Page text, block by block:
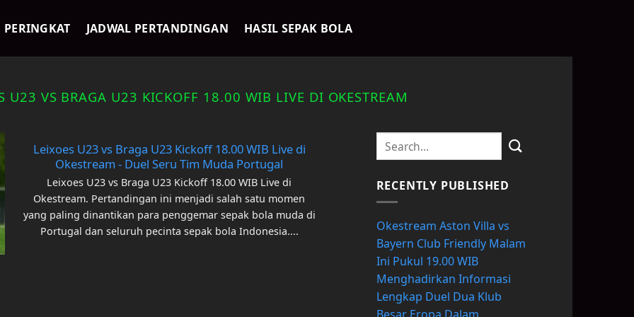
PERINGKAT JADWAL PERTANDINGAN HASIL SEPAK BOLA
U23 VS BRAGA U23 KICKOFF 18.00 WIB LIVE DI OKESTREAM
Leixoes U23 vs Braga U23 Kickoff 18.00 WIB Live di
Okestream - Duel Seru Tim Muda Portugal
Leixoes U23 vs Braga U23 Kickoff 18.00 WIB Live di
Okestream. Pertandingan ini menjadi salah satu momen
yang paling dinantikan para penggemar sepak bola muda di
Portugal dan seluruh pecinta sepak bola Indonesia....
RECENTLY PUBLISHED
Okestream Aston Villa vs
Bayern Club Friendly Malam
Ini Pukul 19.00 WIB
Menghadirkan Informasi
Lengkap Duel Dua Klub